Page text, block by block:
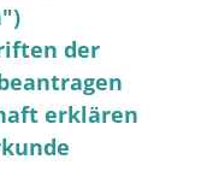
der
erklären